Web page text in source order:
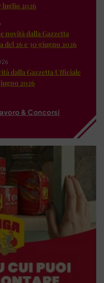
luglio 2026
novità dalla Gazzetta
del 26 e 30 giugno 2026
dalla Gazzetta Ufficiale
2026
& Concorsi